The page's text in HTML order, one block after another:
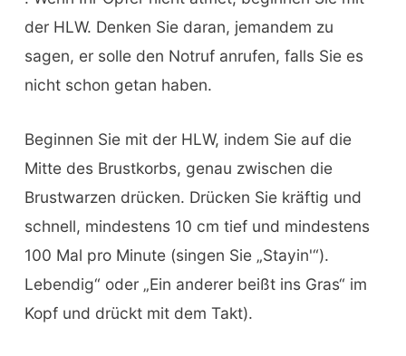
der HLW. Denken Sie daran, jemandem zu
sagen, er solle den Notruf anrufen, falls Sie es
nicht schon getan haben.
Beginnen Sie mit der HLW, indem Sie auf die
Mitte des Brustkorbs, genau zwischen die
Brustwarzen drücken. Drücken Sie kräftig und
schnell, mindestens 10 cm tief und mindestens
100 Mal pro Minute (singen Sie „Stayin'“).
Lebendig“ oder „Ein anderer beißt ins Gras“ im
Kopf und drückt mit dem Takt).